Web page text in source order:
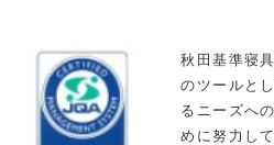
秋田基準寝
のツールと
るニーズへ
めに努力し